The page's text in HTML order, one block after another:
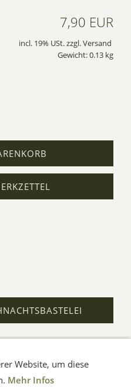
7,90 EUR
incl. 19% USt. zzgl. Versand
Gewicht: 0.13 kg
Verbraucherhinweise
Hilfe
Website, um diese
Mehr Infos